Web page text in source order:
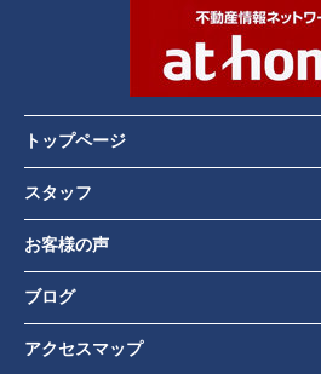
トップページ
スタッフ
お客様の声
ブログ
アクセスマップ